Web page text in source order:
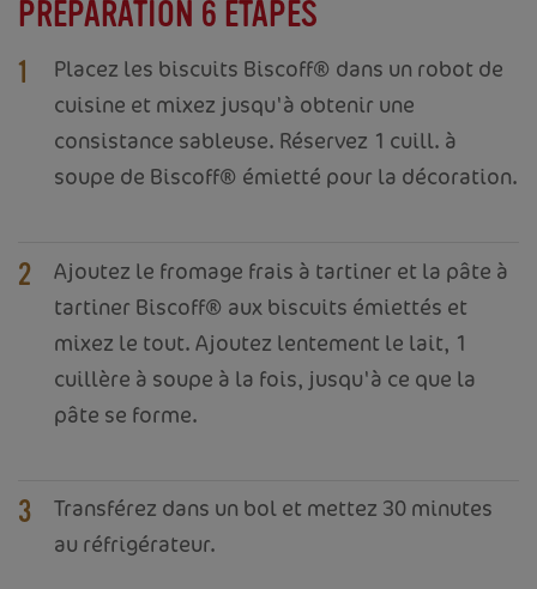
PRÉPARATION 6 ÉTAPES
1
Placez les biscuits Biscoff® dans un robot de
cuisine et mixez jusqu'à obtenir une
consistance sableuse. Réservez 1 cuill. à
soupe de Biscoff® émietté pour la décoration.
2
Ajoutez le fromage frais à tartiner et la pâte à
tartiner Biscoff® aux biscuits émiettés et
mixez le tout. Ajoutez lentement le lait, 1
cuillère à soupe à la fois, jusqu'à ce que la
pâte se forme.
3
Transférez dans un bol et mettez 30 minutes
au réfrigérateur.